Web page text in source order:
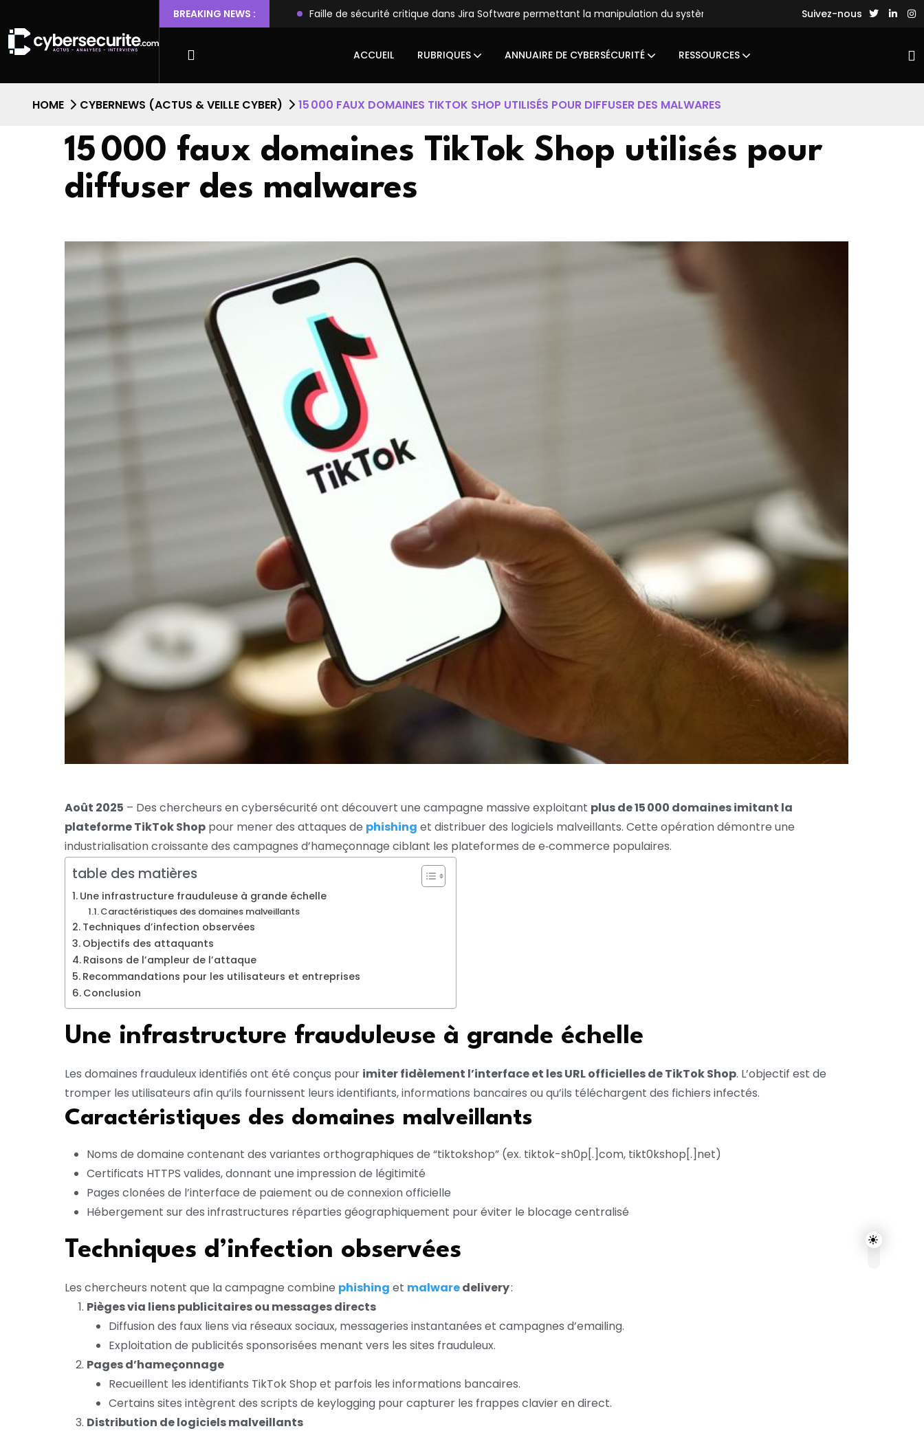
BREAKING NEWS :
l’escalade de privilèges et l’accès root Faille de sécurité critique dans Jira Software permettant la manipulation du système de fichiers Des hackers chinois lancent des
Suivez-nous
ACCUEIL RUBRIQUES ANNUAIRE DE CYBERSÉCURITÉ RESSOURCES
HOME CYBERNEWS (ACTUS & VEILLE CYBER) 15 000 FAUX DOMAINES TIKTOK SHOP UTILISÉS POUR DIFFUSER DES MALWARES
15 000 faux domaines TikTok Shop utilisés pour
diffuser des malwares
Août 2025 – Des chercheurs en cybersécurité ont découvert une campagne massive exploitant plus de 15 000 domaines imitant la
plateforme TikTok Shop pour mener des attaques de phishing et distribuer des logiciels malveillants. Cette opération démontre une
industrialisation croissante des campagnes d’hameçonnage ciblant les plateformes de e‑commerce populaires.
table des matières
Une infrastructure frauduleuse à grande échelle
Caractéristiques des domaines malveillants
Techniques d’infection observées
Objectifs des attaquants
Raisons de l’ampleur de l’attaque
Recommandations pour les utilisateurs et entreprises
Conclusion
Une infrastructure frauduleuse à grande échelle
Les domaines frauduleux identifiés ont été conçus pour imiter fidèlement l’interface et les URL officielles de TikTok Shop. L’objectif est de
tromper les utilisateurs afin qu’ils fournissent leurs identifiants, informations bancaires ou qu’ils téléchargent des fichiers infectés.
Caractéristiques des domaines malveillants
Noms de domaine contenant des variantes orthographiques de “tiktokshop” (ex. tiktok-sh0p[.]com, tikt0kshop[.]net)
Certificats HTTPS valides, donnant une impression de légitimité
Pages clonées de l’interface de paiement ou de connexion officielle
Hébergement sur des infrastructures réparties géographiquement pour éviter le blocage centralisé
Techniques d’infection observées
Les chercheurs notent que la campagne combine phishing et malwaredelivery:
Pièges via liens publicitaires ou messages directs
Diffusion des faux liens via réseaux sociaux, messageries instantanées et campagnes d’emailing.
Exploitation de publicités sponsorisées menant vers les sites frauduleux.
Pages d’hameçonnage
Recueillent les identifiants TikTok Shop et parfois les informations bancaires.
Certains sites intègrent des scripts de keylogging pour capturer les frappes clavier en direct.
Distribution de logiciels malveillants